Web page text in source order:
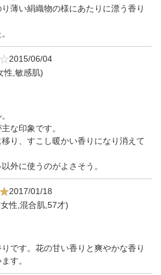
薄い絹織物の様にあたりに漂う香り
2015/06/04
性,敏感肌)
な印象です。
り、すこし暖かい香りになり消えて
外に使うのがよさそう。
2017/01/18
性,混合肌,57才)
です。花の甘い香りと爽やかな香り
す。